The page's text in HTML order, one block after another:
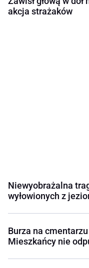
akcja strażaków
Niewyobrażalna
wyłowionych z
Burza na
Mieszkańcy nie